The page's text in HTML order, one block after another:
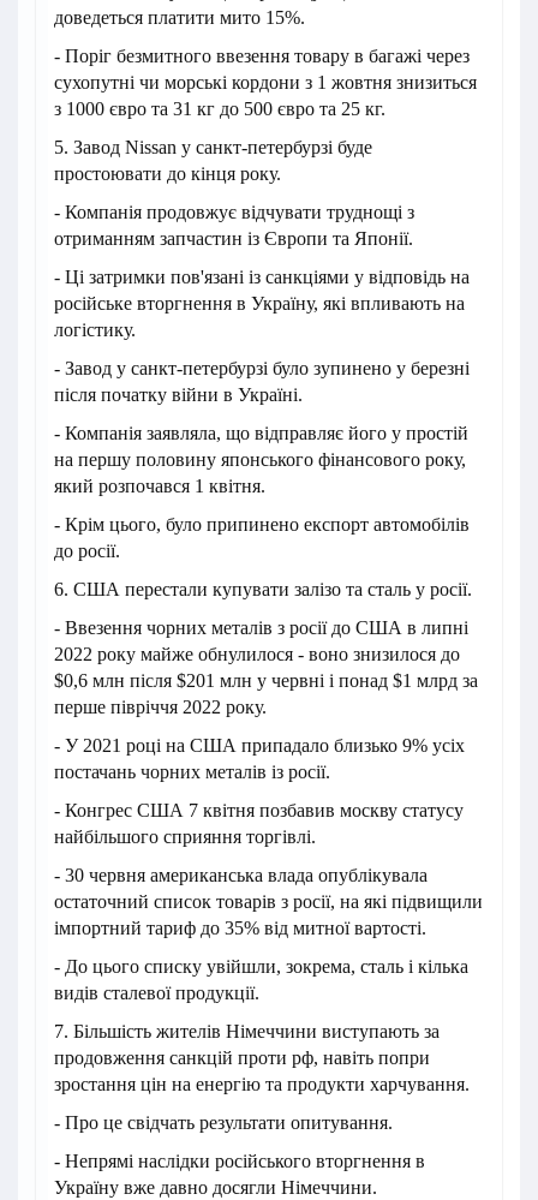
доведеться платити мито 15%.
- Поріг безмитного ввезення товару в багажі через
сухопутні чи морські кордони з 1 жовтня знизиться
з 1000 євро та 31 кг до 500 євро та 25 кг.
5. Завод Nissan у санкт-петербурзі буде
простоювати до кінця року.
- Компанія продовжує відчувати труднощі з
отриманням запчастин із Європи та Японії.
- Ці затримки пов'язані із санкціями у відповідь на
російське вторгнення в Україну, які впливають на
логістику.
- Завод у санкт-петербурзі було зупинено у березні
після початку війни в Україні.
- Компанія заявляла, що відправляє його у простій
на першу половину японського фінансового року,
який розпочався 1 квітня.
- Крім цього, було припинено експорт автомобілів
до росії.
6. США перестали купувати залізо та сталь у росії.
- Ввезення чорних металів з росії до США в липні
2022 року майже обнулилося - воно знизилося до
$0,6 млн після $201 млн у червні і понад $1 млрд за
перше півріччя 2022 року.
- У 2021 році на США припадало близько 9% усіх
постачань чорних металів із росії.
- Конгрес США 7 квітня позбавив москву статусу
найбільшого сприяння торгівлі.
- 30 червня американська влада опублікувала
остаточний список товарів з росії, на які підвищили
імпортний тариф до 35% від митної вартості.
- До цього списку увійшли, зокрема, сталь і кілька
видів сталевої продукції.
7. Більшість жителів Німеччини виступають за
продовження санкцій проти рф, навіть попри
зростання цін на енергію та продукти харчування.
- Про це свідчать результати опитування.
- Непрямі наслідки російського вторгнення в
Україну вже давно досягли Німеччини.